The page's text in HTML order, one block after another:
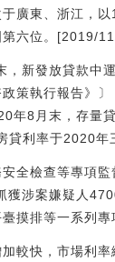
廣東、浙江，
第六位。[2019/
新發放貸款中
策執行報告》
年8月末，存
利率于2020年
全檢查等專項
涉案嫌疑人
摸排等一系列
較快，市場利